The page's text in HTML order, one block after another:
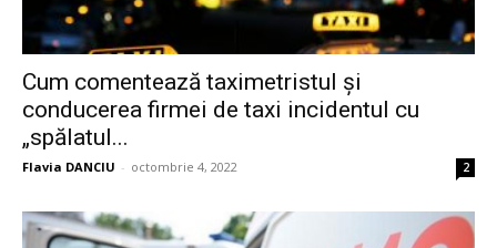
Cum comentează taximetristul și
conducerea firmei de taxi incidentul cu
„spălatul...
Flavia DANCIU - octombrie 4, 2022 2